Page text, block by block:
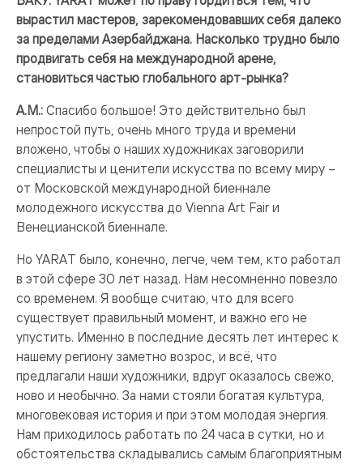
вырастил мастеров, зарекомендовавших себя далеко
за пределами Азербайджана. Насколько трудно было
продвигать себя на международной арене,
становиться частью глобального арт-рынка?
А.М.: Спасибо большое! Это действительно был
непростой путь, очень много труда и времени
вложено, чтобы о наших художниках заговорили
специалисты и ценители искусства по всему миру –
от Московской международной биеннале
молодежного искусства до Vienna Art Fair и
Венецианской биеннале.
Но YARAT было, конечно, легче, чем тем, кто работал
в этой сфере 30 лет назад. Нам несомненно повезло
со временем. Я вообще считаю, что для всего
существует правильный момент, и важно его не
упустить. Именно в последние десять лет интерес к
нашему региону заметно возрос, и всё, что
предлагали наши художники, вдруг оказалось свежо,
ново и необычно. За нами стояли богатая культура,
многовековая история и при этом молодая энергия.
Нам приходилось работать по 24 часа в сутки, но и
обстоятельства складывались самым благоприятным